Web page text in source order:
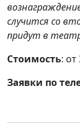
случится со
придут в
Стоимость: от
Заявки по